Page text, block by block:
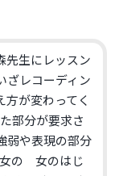
先生にレッスン
ざレコーディン
方が変わってく
部分が要求さ
弱や表現の部分
の 女のはじ